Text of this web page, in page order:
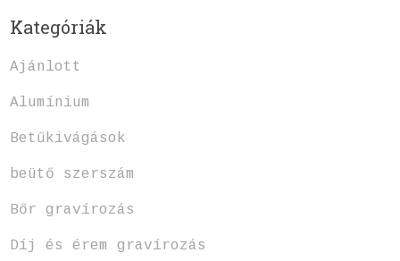
Kategóriák
Ajánlott
Alumínium
Betűkivágások
beütő szerszám
Bőr gravírozás
Díj és érem gravírozás